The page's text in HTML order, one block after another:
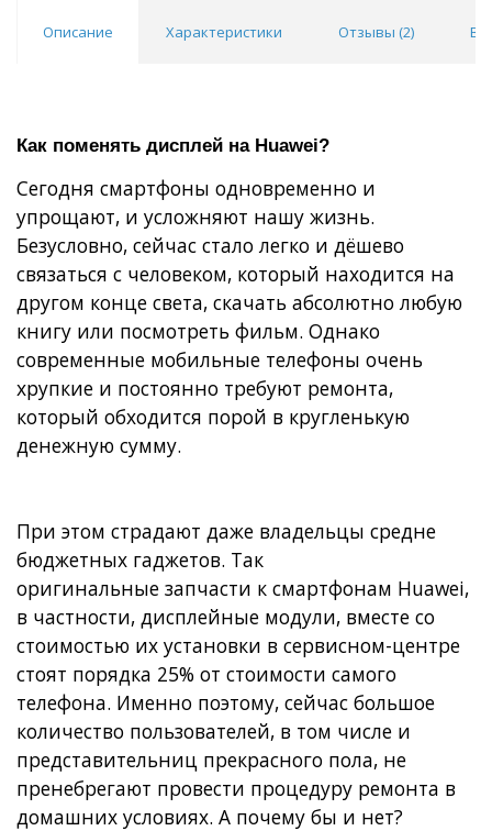
Описание Характеристики Отзывы (2)
Как поменять дисплей на Huawei?
Сегодня смартфоны одновременно и
упрощают, и усложняют нашу жизнь.
Безусловно, сейчас стало легко и дёшево
связаться с человеком, который находится на
другом конце света, скачать абсолютно любую
книгу или посмотреть фильм. Однако
современные мобильные телефоны очень
хрупкие и постоянно требуют ремонта,
который обходится порой в кругленькую
денежную сумму.
При этом страдают даже владельцы средне
бюджетных гаджетов. Так
оригинальные запчасти к смартфонам Huawei,
в частности, дисплейные модули, вместе со
стоимостью их установки в сервисном-центре
стоят порядка 25% от стоимости самого
телефона. Именно поэтому, сейчас большое
количество пользователей, в том числе и
представительниц прекрасного пола, не
пренебрегают провести процедуру ремонта в
домашних условиях. А почему бы и нет?